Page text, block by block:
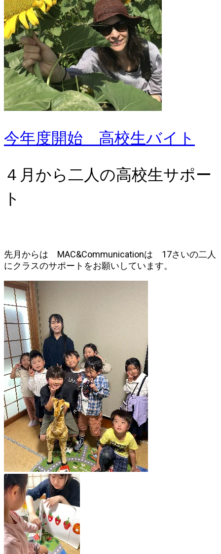
今年度開始 高校生バイト
４月から二人の高校生サポー
ト
先月からは MAC&Communicationは 17さいの二人
にクラスのサポートをお願いしています。